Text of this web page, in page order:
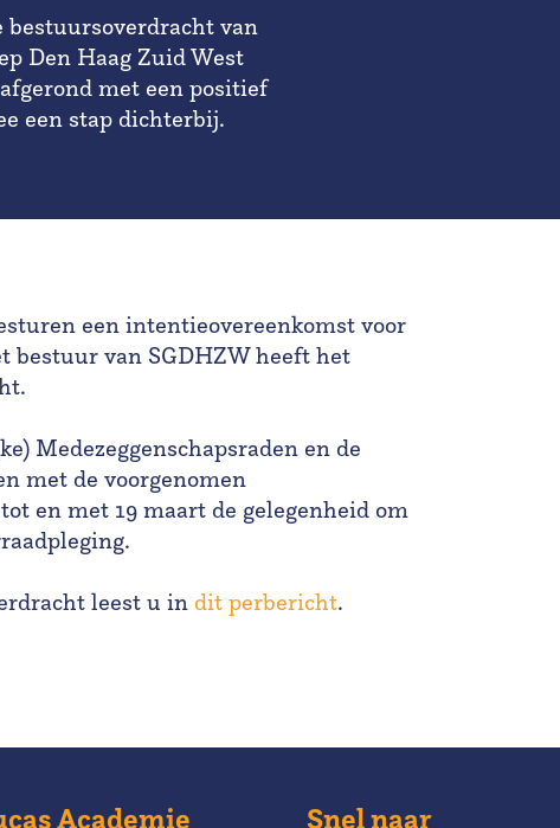
bestuursoverdracht van
Den Haag Zuid West
met een positief
een stap dichterbij.
een intentieovereenkomst voor
bestuur van SGDHZW heeft het
Medezeggenschapsraden en de
met de voorgenomen
en met 19 maart de gelegenheid om
leest u in dit perbericht.
Academie Snel naar